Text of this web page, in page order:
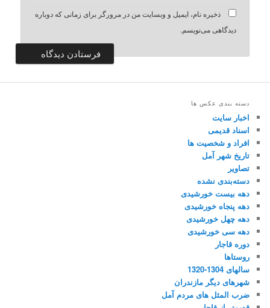
ذخیره نام، ایمیل و وبسایت من در مرورگر برای زمانی که دوباره
دیدگاهی می‌نویسم.
دسته بندی عکس ها
اخبار سایت
اسناد قدیمی
افراد و شخصیت ها
تاریخ شهر آمل
تصاویر
دسته‌بندی نشده
دهه بیست خورشیدی
دهه پنجاه خورشیدی
دهه چهل خورشیدی
دهه سی خورشیدی
دوره قاجار
روستاها
سالهای 1304-1320
شهرهای دیگر مازندران
ضرب المثل های مردم آمل